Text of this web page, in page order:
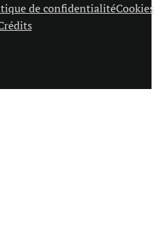
de confidentialitéCookies